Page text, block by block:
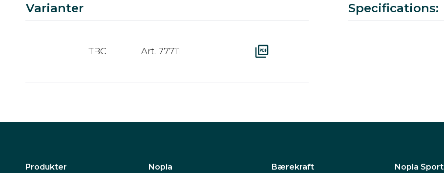
Varianter Article number
Download pdf
TBC Art. 77711
Specifications:
Produkter
Nopla
Bærekraft
Nopla Sport